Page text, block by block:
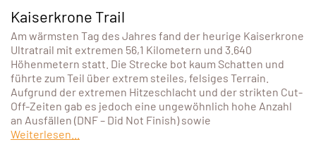
Kaiserkrone Trail
Am wärmsten Tag des Jahres fand der heurige Kaiserkrone
Ultratrail mit extremen 56,1 Kilometern und 3.640
Höhenmetern statt. Die Strecke bot kaum Schatten und
führte zum Teil über extrem steiles, felsiges Terrain.
Aufgrund der extremen Hitzeschlacht und der strikten Cut-
Off-Zeiten gab es jedoch eine ungewöhnlich hohe Anzahl
an Ausfällen (DNF – Did Not Finish) sowie
Weiterlesen...